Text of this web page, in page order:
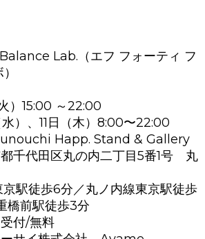
Lab.（エフ フォーティ フ
）15:00 ～22:00
）、11日（木）8:00〜22:00
Happ. Stand & Gallery
代田区丸の内二丁目5番1号 丸
駅徒歩6分／丸ノ内線東京駅徒歩
橋前駅徒歩3分
付/無料